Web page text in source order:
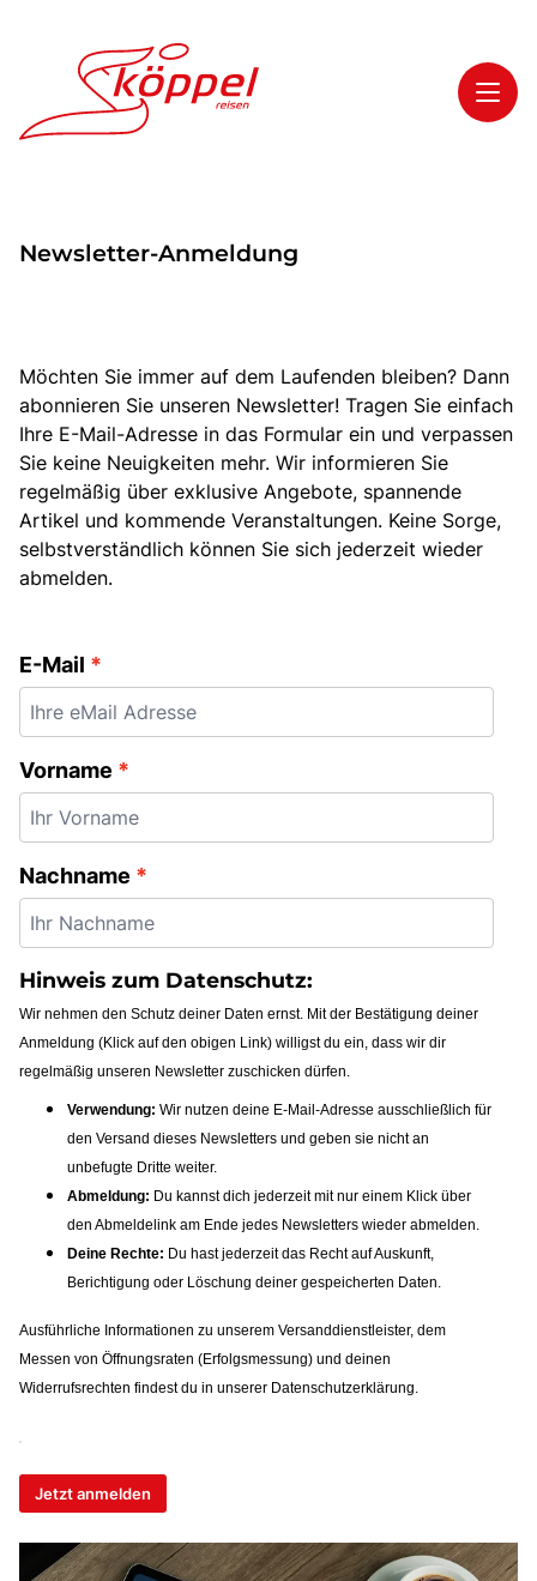
Highlights
Start
Mehrtagesreisen
Tagesreisen
Bus anmieten
Newsletter-Anmeldung
Möchten Sie immer auf dem Laufenden bleiben? Dann
abonnieren Sie unseren Newsletter! Tragen Sie einfach
Ihre E-Mail-Adresse in das Formular ein und verpassen
Sie keine Neuigkeiten mehr. Wir informieren Sie
regelmäßig über exklusive Angebote, spannende
Artikel und kommende Veranstaltungen. Keine Sorge,
selbstverständlich können Sie sich jederzeit wieder
abmelden.
E-Mail
Vorname
Nachname
Hinweis zum Datenschutz:
Wir nehmen den Schutz deiner Daten ernst. Mit der Bestätigung deiner
Anmeldung (Klick auf den obigen Link) willigst du ein, dass wir dir
regelmäßig unseren Newsletter zuschicken dürfen.
Verwendung: Wir nutzen deine E-Mail-Adresse ausschließlich für
den Versand dieses Newsletters und geben sie nicht an
unbefugte Dritte weiter.
Abmeldung: Du kannst dich jederzeit mit nur einem Klick über
den Abmeldelink am Ende jedes Newsletters wieder abmelden.
Deine Rechte: Du hast jederzeit das Recht auf Auskunft,
Berichtigung oder Löschung deiner gespeicherten Daten.
Ausführliche Informationen zu unserem Versanddienstleister, dem
Messen von Öffnungsraten (Erfolgsmessung) und deinen
Widerrufsrechten findest du in unserer Datenschutzerklärung.
Jetzt anmelden